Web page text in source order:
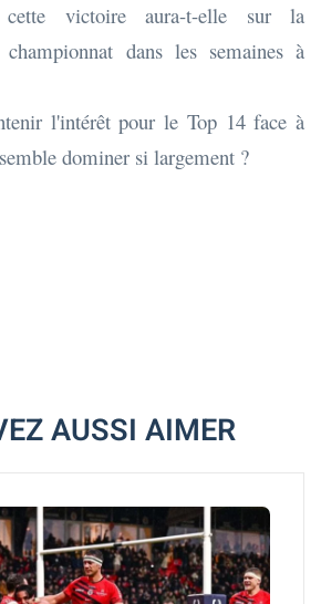
victoire aura-t-elle sur la
dans les semaines à
l'intérêt pour le Top 14 face à
dominer si largement ?
AUSSI AIMER